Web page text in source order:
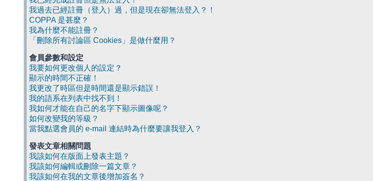
我過去已經註冊（登入）過，但是現在卻無法登入？！
COPPA 是甚麼？
我為什麼不能註冊？
「刪除所有討論區 Cookies」是做什麼用？
會員參數和設定
我要如何更改個人的設定？
顯示的時間不正確！
我更改了時區但是時間還是顯示錯誤！
我的語系在列表中找不到！
我如何才能在自己的名字下顯示圖像呢？
如何改變我的等級？
當我點選會員的 e-mail 連結時為什麼要讓我登入？
發表文章相關問題
我該如何在版面上發表主題？
我該如何編輯或刪除一篇文章？
我該如何在我的文章後增加簽名？